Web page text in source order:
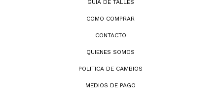
GUÍA DE TALLES
COMO COMPRAR
CONTACTO
QUIENES SOMOS
POLITICA DE CAMBIOS
MEDIOS DE PAGO